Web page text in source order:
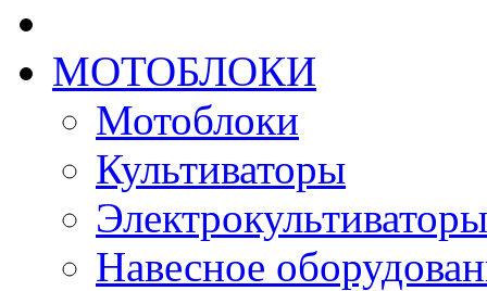
МОТОБЛОКИ
Мотоблоки
Культиваторы
Электрокультиваторы
Навесное